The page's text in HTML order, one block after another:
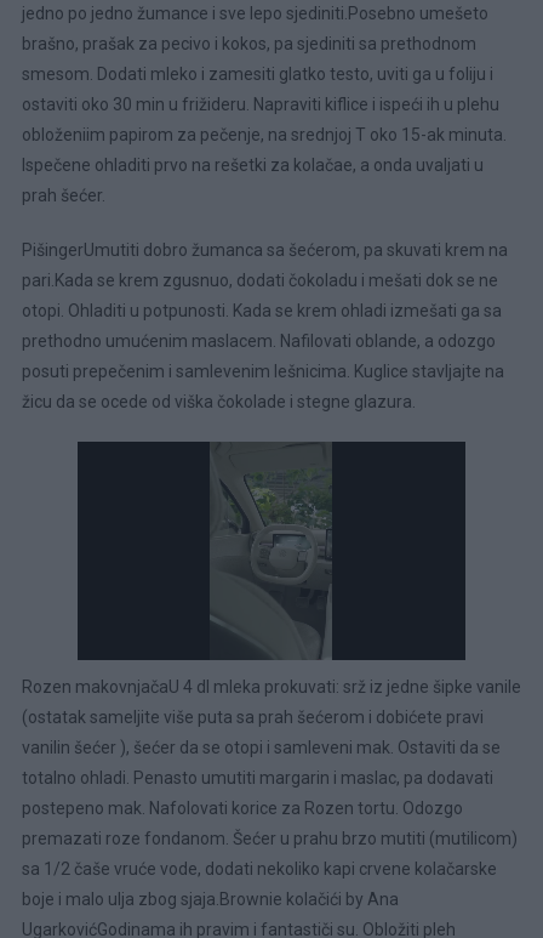
jedno po jedno žumance i sve lepo sjediniti.Posebno umešeto
brašno, prašak za pecivo i kokos, pa sjediniti sa prethodnom
smesom. Dodati mleko i zamesiti glatko testo, uviti ga u foliju i
ostaviti oko 30 min u frižideru. Napraviti kiflice i ispeći ih u plehu
obloženiim papirom za pečenje, na srednjoj T oko 15-ak minuta.
Ispečene ohladiti prvo na rešetki za kolačae, a onda uvaljati u
prah šećer.
PišingerUmutiti dobro žumanca sa šećerom, pa skuvati krem na
pari.Kada se krem zgusnuo, dodati čokoladu i mešati dok se ne
otopi. Ohladiti u potpunosti. Kada se krem ohladi izmešati ga sa
prethodno umućenim maslacem. Nafilovati oblande, a odozgo
posuti prepečenim i samlevenim lešnicima. Kuglice stavljajte na
žicu da se ocede od viška čokolade i stegne glazura.
Rozen makovnjačaU 4 dl mleka prokuvati: srž iz jedne šipke vanile
(ostatak sameljite više puta sa prah šećerom i dobićete pravi
vanilin šećer ), šećer da se otopi i samleveni mak. Ostaviti da se
totalno ohladi. Penasto umutiti margarin i maslac, pa dodavati
postepeno mak. Nafolovati korice za Rozen tortu. Odozgo
premazati roze fondanom. Šećer u prahu brzo mutiti (mutilicom)
sa 1/2 čaše vruće vode, dodati nekoliko kapi crvene kolačarske
boje i malo ulja zbog sjaja.Brownie kolačići by Ana
UgarkovićGodinama ih pravim i fantastiči su. Obložiti pleh